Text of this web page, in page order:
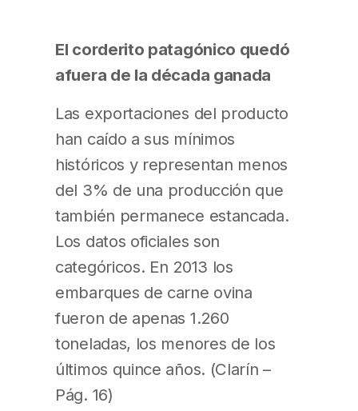
El corderito patagónico quedó
afuera de la década ganada
Las exportaciones del producto
han caído a sus mínimos
históricos y representan menos
del 3% de una producción que
también permanece estancada.
Los datos oficiales son
categóricos. En 2013 los
embarques de carne ovina
fueron de apenas 1.260
toneladas, los menores de los
últimos quince años. (Clarín –
Pág. 16)